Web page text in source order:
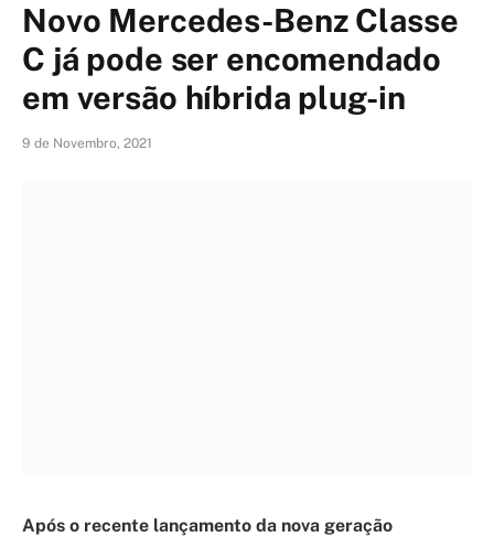
Novo Mercedes-Benz Classe
C já pode ser encomendado
em versão híbrida plug-in
9 de Novembro, 2021
Após o recente lançamento da nova geração